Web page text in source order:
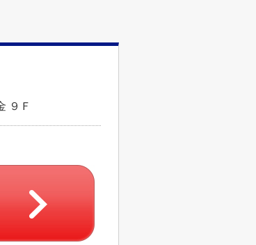
９Ｆ